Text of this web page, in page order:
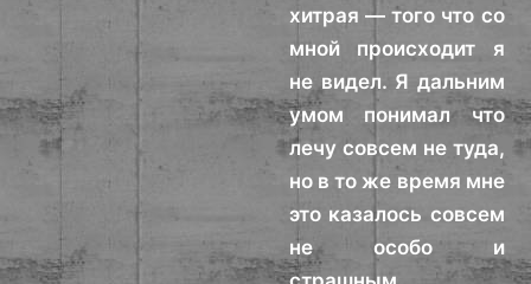
хитрая — того что со
мной происходит я
не видел. Я дальним
умом понимал что
лечу совсем не туда,
но в то же время мне
это казалось совсем
не особо и